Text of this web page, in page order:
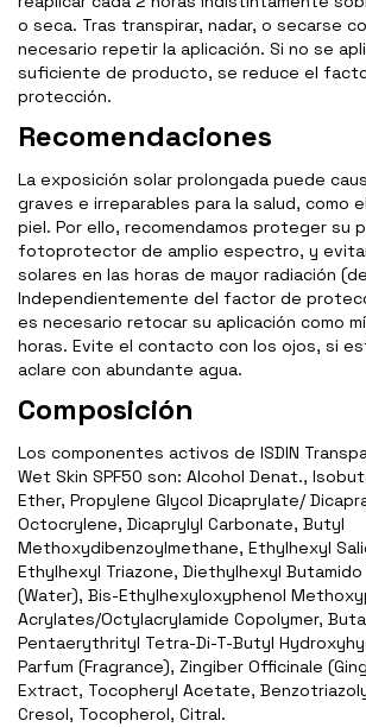
o seca. Tras transpirar, nadar, o secarse
necesario repetir la aplicación. Si no se
suficiente de producto, se reduce el
protección.
Recomendaciones
La exposición solar prolongada puede
graves e irreparables para la salud, como
piel. Por ello, recomendamos proteger su
fotoprotector de amplio espectro, y
solares en las horas de mayor radiación
Independientemente del factor de
es necesario retocar su aplicación como
horas. Evite el contacto con los ojos, si
aclare con abundante agua.
Composición
Los componentes activos de ISDIN
Wet Skin SPF50 son: Alcohol Denat.,
Ether, Propylene Glycol Dicaprylate/
Octocrylene, Dicaprylyl Carbonate, Butyl
Methoxydibenzoylmethane, Ethylhexyl
Ethylhexyl Triazone, Diethylhexyl Butamido
(Water), Bis-Ethylhexyloxyphenol
Acrylates/Octylacrylamide Copolymer,
Pentaerythrityl Tetra-Di-T-Butyl
Parfum (Fragrance), Zingiber Officinale
Extract, Tocopheryl Acetate,
Cresol, Tocopherol, Citral.